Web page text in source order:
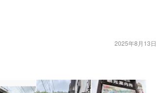
2025年8月13日